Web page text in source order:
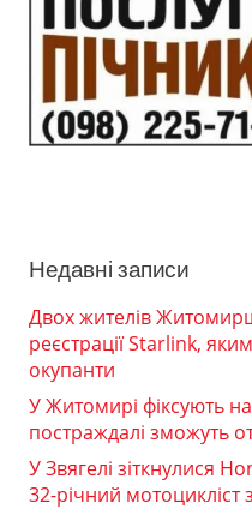
Недавні записи
Двох жителів
реєстрації Starlink,
окупанти
У Житомирі фіксують
постраждалі зможуть
У Звягелі зіткнулися
32-річний мотоцикліст